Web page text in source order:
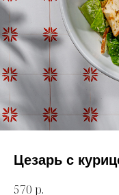
Цезарь с
570 р.